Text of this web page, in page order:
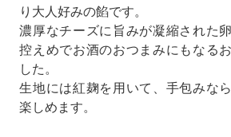
り大人好みの餡です。
濃厚なチーズに旨みが凝縮された
控えめでお酒のおつまみにもなる
した。
生地には紅麹を用いて、手包みな
楽しめます。